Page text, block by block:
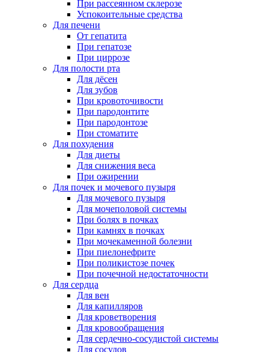
При рассеянном склерозе
Успокоительные средства
Для печени
От гепатита
При гепатозе
При циррозе
Для полости рта
Для дёсен
Для зубов
При кровоточивости
При пародонтите
При пародонтозе
При стоматите
Для похудения
Для диеты
Для снижения веса
При ожирении
Для почек и мочевого пузыря
Для мочевого пузыря
Для мочеполовой системы
При болях в почках
При камнях в почках
При мочекаменной болезни
При пиелонефрите
При поликистозе почек
При почечной недостаточности
Для сердца
Для вен
Для капилляров
Для кроветворения
Для кровообращения
Для сердечно-сосудистой системы
Для сосудов